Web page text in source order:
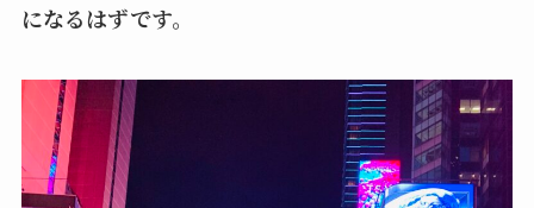
になるはずです。